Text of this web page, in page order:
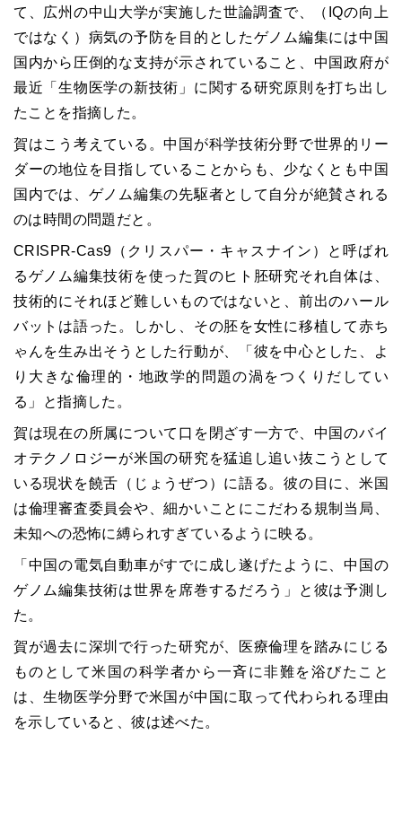
て、広州の中山大学が実施した世論調査で、（IQの向上
ではなく）病気の予防を目的としたゲノム編集には中国
国内から圧倒的な支持が示されていること、中国政府が
最近「生物医学の新技術」に関する研究原則を打ち出し
たことを指摘した。
賀はこう考えている。中国が科学技術分野で世界的リー
ダーの地位を目指していることからも、少なくとも中国
国内では、ゲノム編集の先駆者として自分が絶賛される
のは時間の問題だと。
CRISPR-Cas9（クリスパー・キャスナイン）と呼ばれ
るゲノム編集技術を使った賀のヒト胚研究それ自体は、
技術的にそれほど難しいものではないと、前出のハール
バットは語った。しかし、その胚を女性に移植して赤ち
ゃんを生み出そうとした行動が、「彼を中心とした、よ
り大きな倫理的・地政学的問題の渦をつくりだしてい
る」と指摘した。
賀は現在の所属について口を閉ざす一方で、中国のバイ
オテクノロジーが米国の研究を猛追し追い抜こうとして
いる現状を饒舌（じょうぜつ）に語る。彼の目に、米国
は倫理審査委員会や、細かいことにこだわる規制当局、
未知への恐怖に縛られすぎているように映る。
「中国の電気自動車がすでに成し遂げたように、中国の
ゲノム編集技術は世界を席巻するだろう」と彼は予測し
た。
賀が過去に深圳で行った研究が、医療倫理を踏みにじる
ものとして米国の科学者から一斉に非難を浴びたこと
は、生物医学分野で米国が中国に取って代わられる理由
を示していると、彼は述べた。